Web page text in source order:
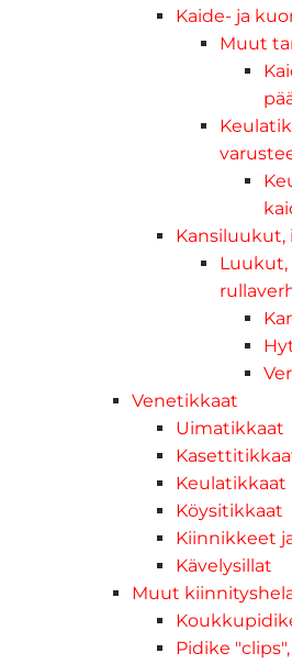
Kaide- ja
Muut
Kansiluukut,
Luukut,
Venetikkaat
Uimatikkaat
Keulatikkaat
Köysitikkaat
Kiinnikkeet
Kävelysillat
Muut
Pidike